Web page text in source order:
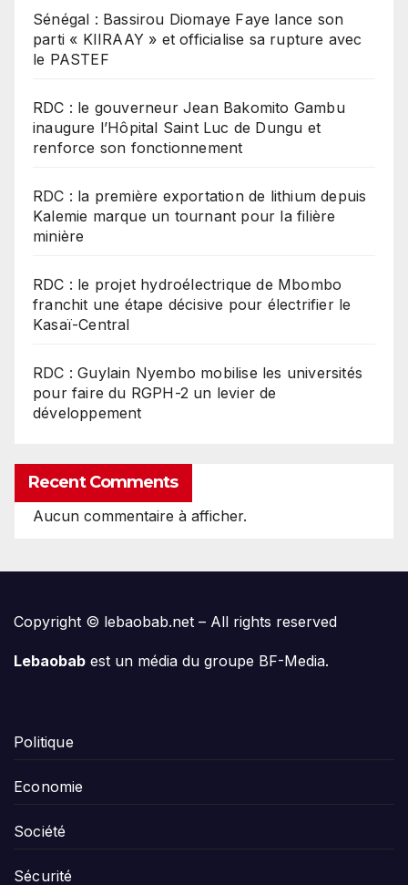
Sénégal : Bassirou Diomaye Faye lance son
parti « KIIRAAY » et officialise sa rupture avec
le PASTEF
RDC : le gouverneur Jean Bakomito Gambu
inaugure l’Hôpital Saint Luc de Dungu et
renforce son fonctionnement
RDC : la première exportation de lithium depuis
Kalemie marque un tournant pour la filière
minière
RDC : le projet hydroélectrique de Mbombo
franchit une étape décisive pour électrifier le
Kasaï-Central
RDC : Guylain Nyembo mobilise les universités
pour faire du RGPH-2 un levier de
développement
Recent Comments
Aucun commentaire à afficher.
Copyright © lebaobab.net – All rights reserved
Lebaobab est un média du groupe BF-Media.
Politique
Economie
Société
Sécurité